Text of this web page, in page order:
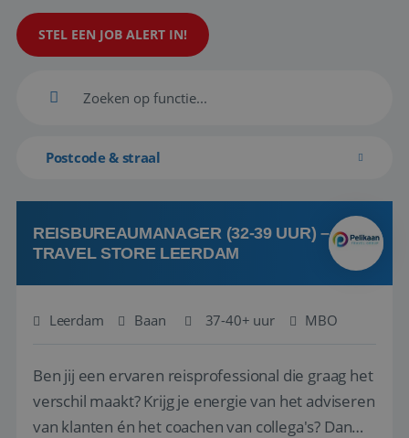
STEL EEN JOB ALERT IN!
Postcode & straal
REISBUREAUMANAGER (32-39 UUR) –
TRAVEL STORE LEERDAM
Leerdam Baan 37-40+ uur MBO
Ben jij een ervaren reisprofessional die graag het
verschil maakt? Krijg je energie van het adviseren
van klanten én het coachen van collega's? Dan